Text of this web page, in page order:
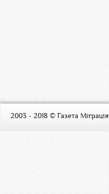
2003 - 2018 © Газета Міграція